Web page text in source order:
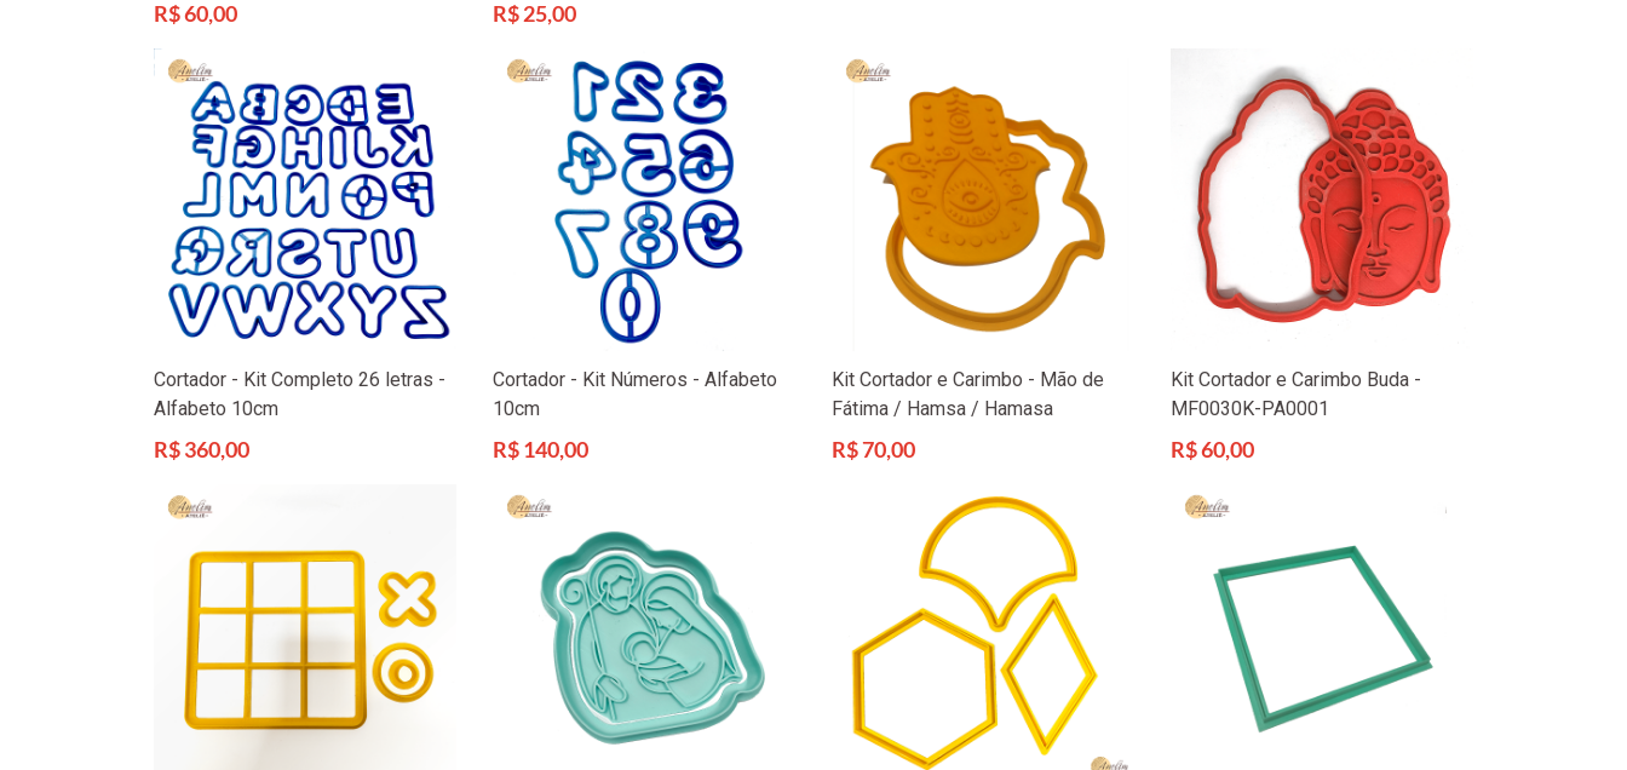
Preço
R$ 60,00
Preço
R$ 25,00
Cortador - Kit Completo 26 letras -
Alfabeto 10cm
Preço
R$ 360,00
Cortador - Kit Números - Alfabeto
10cm
Preço
R$ 140,00
Kit Cortador e Carimbo - Mão de
Fátima / Hamsa / Hamasa
Preço
R$ 70,00
Kit Cortador e Carimbo Buda -
MF0030K-PA0001
Preço
R$ 60,00